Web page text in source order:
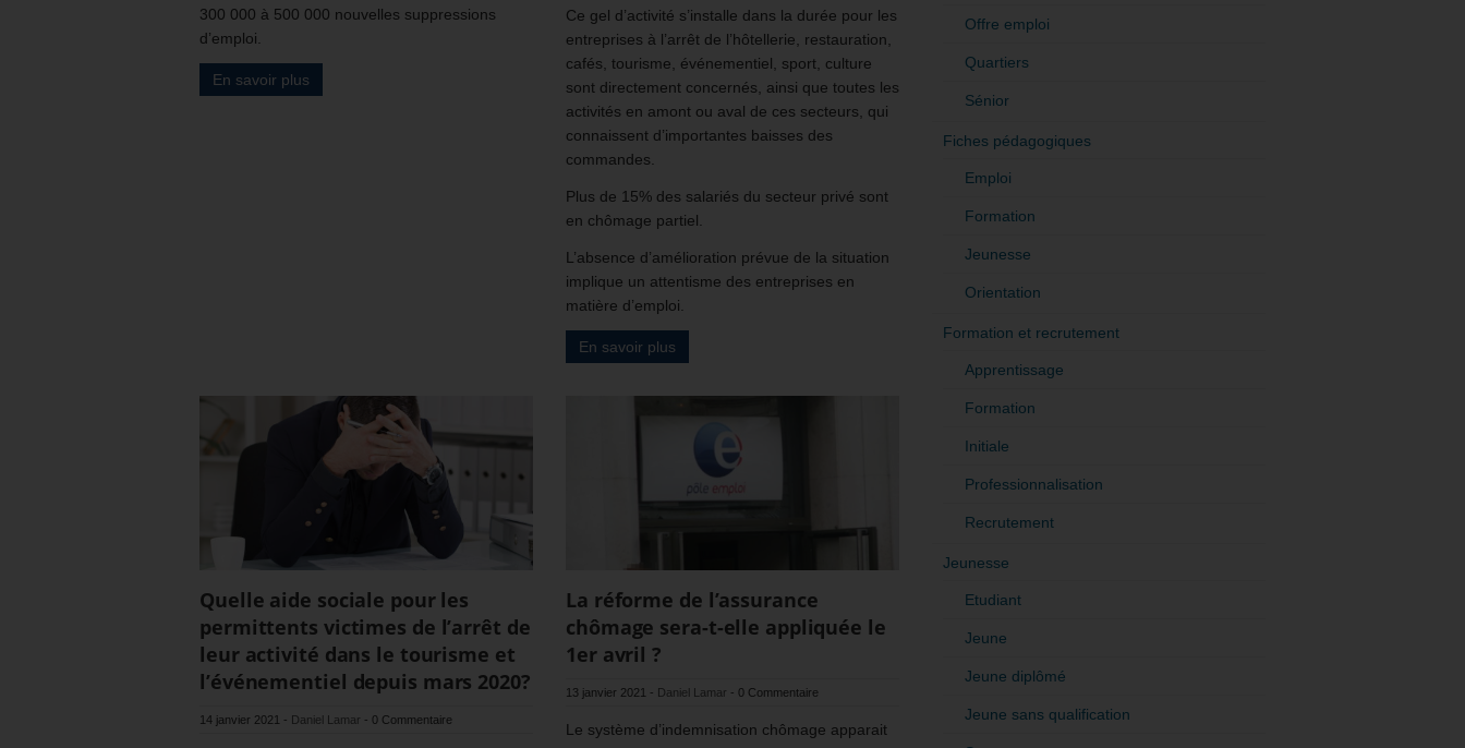
300 000 à 500 000 nouvelles suppressions
d’emploi.
En savoir plus
Ce gel d’activité s’installe dans la durée pour les
entreprises à l’arrêt de l’hôtellerie, restauration,
cafés, tourisme, événementiel, sport, culture
sont directement concernés, ainsi que toutes les
activités en amont ou aval de ces secteurs, qui
connaissent d’importantes baisses des
commandes.
Plus de 15% des salariés du secteur privé sont
en chômage partiel.
L’absence d’amélioration prévue de la situation
implique un attentisme des entreprises en
matière d’emploi.
En savoir plus
Quelle aide sociale pour les
permittents victimes de l’arrêt de
leur activité dans le tourisme et
l’événementiel depuis mars 2020?
14 janvier 2021 - Daniel Lamar - 0 Commentaire
La réforme de l’assurance
chômage sera-t-elle appliquée le
1er avril ?
13 janvier 2021 - Daniel Lamar - 0 Commentaire
Le système d’indemnisation chômage apparait
Offre emploi
Quartiers
Sénior
Fiches pédagogiques
Emploi
Formation
Jeunesse
Orientation
Formation et recrutement
Apprentissage
Formation
Initiale
Professionnalisation
Recrutement
Jeunesse
Etudiant
Jeune
Jeune diplômé
Jeune sans qualification